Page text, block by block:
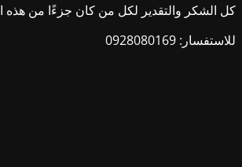
كل الشكر والتقدير لكل من كان جزءًا من هذه
للاستفسار: 0928080169